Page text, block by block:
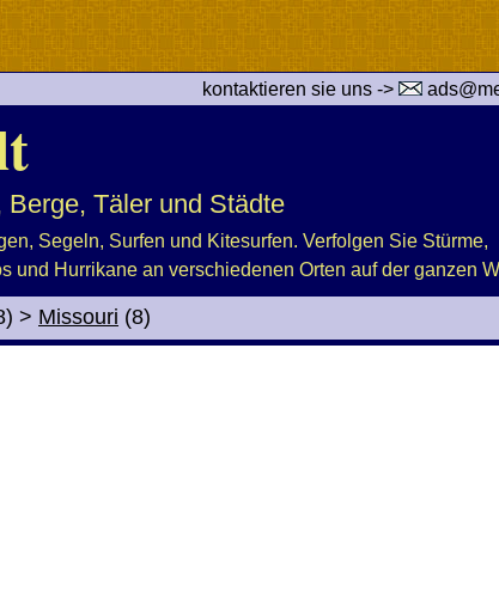
kontaktieren sie uns ->
Täler und Städte
Segeln, Surfen und Kitesurfen. Verfolgen Sie Stürme,
und Hurrikane an verschiedenen Orten auf der ganzen
> Missouri (8)